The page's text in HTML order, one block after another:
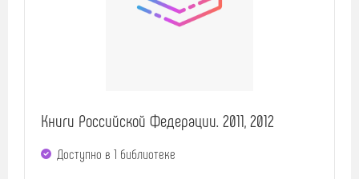
Книги Российской Федерации. 2011, 2012
Доступно в 1 библиотекe